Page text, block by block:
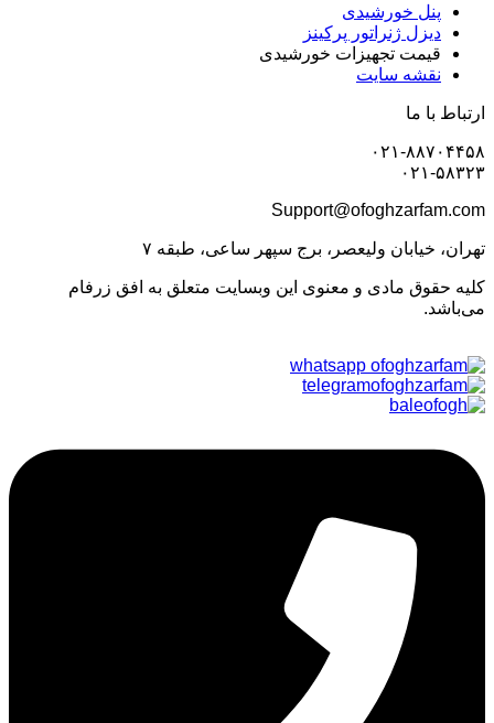
پنل خورشیدی
دیزل ژنراتور پرکینز
قیمت تجهیزات خورشیدی
نقشه سایت
ارتباط با ما
۰۲۱-۸۸۷۰۴۴۵۸
۰۲۱-۵۸۳۲۳
Support@ofoghzarfam.com
تهران، خیابان ولیعصر، برج سپهر ساعی، طبقه ۷
کلیه حقوق مادی و معنوی این وبسایت متعلق به افق زرفام
می‌باشد.